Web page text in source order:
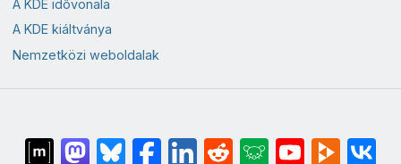
A KDE idővonala
A KDE kiáltványa
Nemzetközi weboldalak